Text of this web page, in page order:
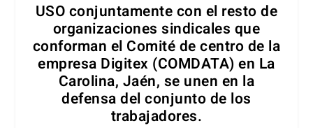
USO conjuntamente con el resto de
organizaciones sindicales que
conforman el Comité de centro de la
empresa Digitex (COMDATA) en La
Carolina, Jaén, se unen en la
defensa del conjunto de los
trabajadores.